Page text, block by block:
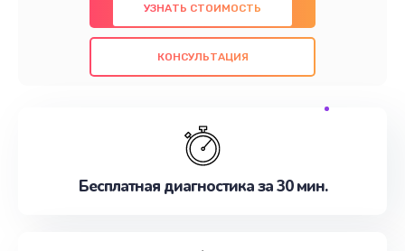
использованием оригинальных компонентов, а
также гарантируем качество всех
проведенных работ. Наша цель - предоставить
обслуживание, удовлетворяя их потребности
наилучшим образом. Не медлите записаться на
УЗНАТЬ СТОИМОСТЬ
КОНСУЛЬТАЦИЯ
Бесплатная диагностика за 30 мин.